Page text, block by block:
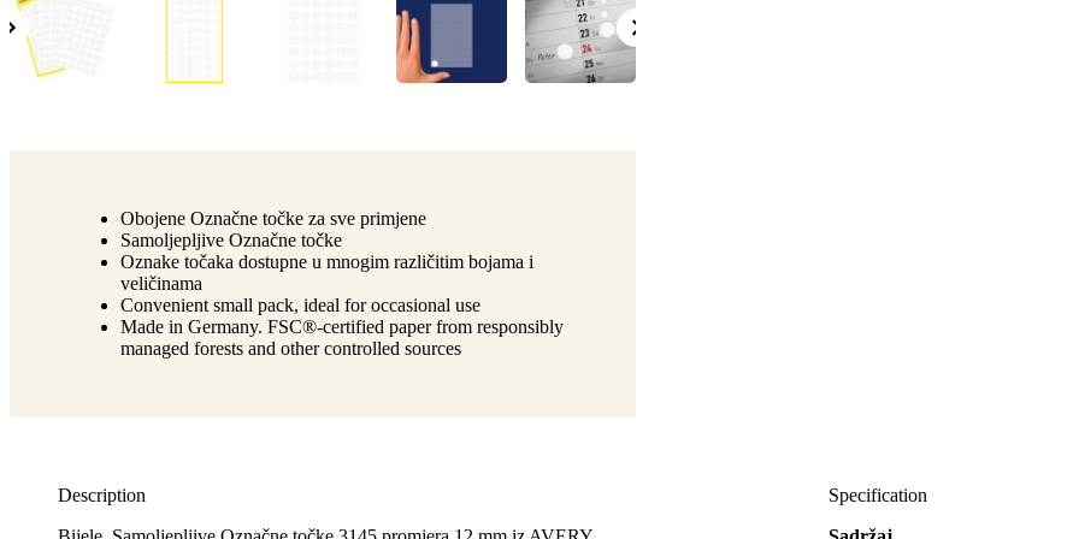
Obojene Označne točke za sve primjene
Samoljepljive Označne točke
Oznake točaka dostupne u mnogim različitim bojama i
veličinama
Convenient small pack, ideal for occasional use
Made in Germany. FSC®-certified paper from responsibly
managed forests and other controlled sources
Description
Specification